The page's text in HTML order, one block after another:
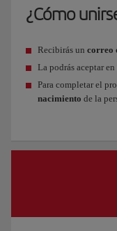
¿Cómo
Recibirás un correo
La podrás aceptar
Para completar el
nacimiento de la